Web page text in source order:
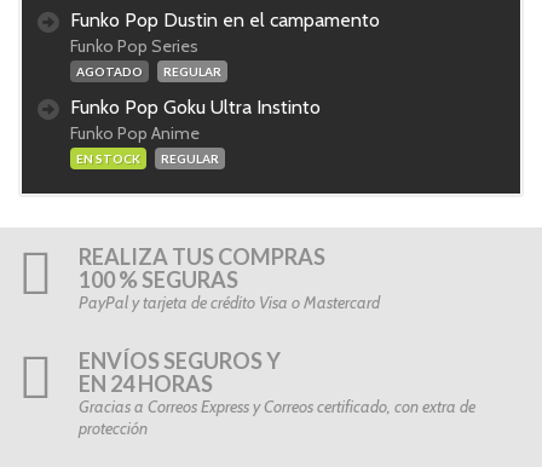
Funko Pop Dustin en el campamento
Funko Pop Series
AGOTADO REGULAR
Funko Pop Goku Ultra Instinto
Funko Pop Anime
EN STOCK REGULAR
REALIZA TUS COMPRAS
100 % SEGURAS
PayPal y tarjeta de crédito Visa o Mastercard
ENVÍOS SEGUROS Y
EN 24 HORAS
Gracias a Correos Express y Correos certificado, con extra de
protección